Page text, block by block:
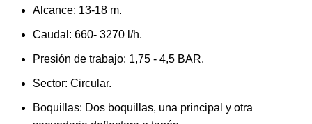
Alcance: 13-18 m.
Caudal: 660- 3270 l/h.
Presión de trabajo: 1,75 - 4,5 BAR.
Sector: Circular.
Boquillas: Dos boquillas, una principal y otra